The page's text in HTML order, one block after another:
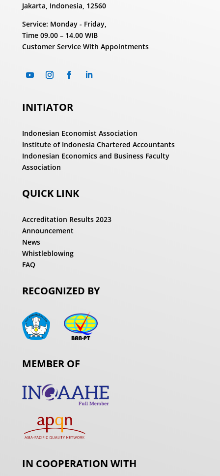
Jakarta, Indonesia, 12560
Service: Monday - Friday,
Time 09.00 – 14.00 WIB
Customer Service With Appointments
INITIATOR
Indonesian Economist Association
Institute of Indonesia Chartered Accountants
Indonesian Economics and Business Faculty
Association
QUICK LINK
Accreditation Results 2023
Announcement
News
Whistleblowing
FAQ
RECOGNIZED BY
MEMBER OF
IN COOPERATION WITH